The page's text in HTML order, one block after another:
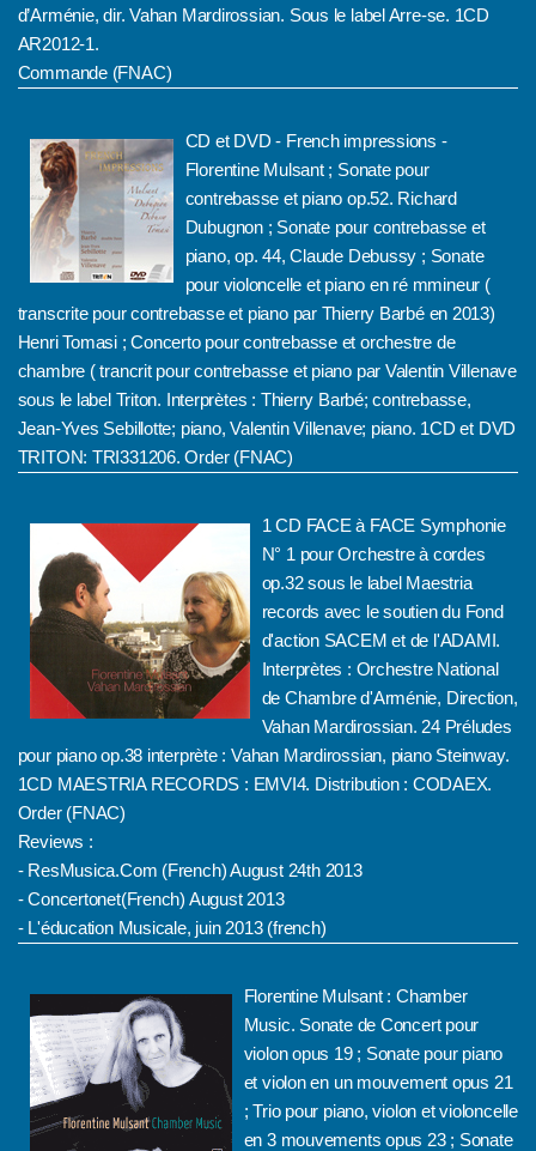
d’Arménie, dir. Vahan Mardirossian. Sous le label Arre-se. 1CD
AR2012-1.
Commande (FNAC)
CD et DVD - French impressions -
Florentine Mulsant ; Sonate pour
contrebasse et piano op.52. Richard
Dubugnon ; Sonate pour contrebasse et
piano, op. 44, Claude Debussy ; Sonate
pour violoncelle et piano en ré mmineur (
transcrite pour contrebasse et piano par Thierry Barbé en 2013)
Henri Tomasi ; Concerto pour contrebasse et orchestre de
chambre ( trancrit pour contrebasse et piano par Valentin Villenave
sous le label Triton. Interprètes : Thierry Barbé; contrebasse,
Jean-Yves Sebillotte; piano, Valentin Villenave; piano. 1CD et DVD
TRITON: TRI331206.Order (FNAC)
1 CD FACE à FACE Symphonie
N° 1 pour Orchestre à cordes
op.32 sous le label Maestria
records avec le soutien du Fond
d'action SACEM et de l'ADAMI.
Interprètes : Orchestre National
de Chambre d'Arménie, Direction,
Vahan Mardirossian. 24 Préludes
pour piano op.38 interprète : Vahan Mardirossian, piano Steinway.
1CD MAESTRIA RECORDS : EMVI4. Distribution : CODAEX.
Order (FNAC)
Reviews :
- ResMusica.Com (French) August 24th 2013
-Concertonet(French) August 2013
- L'éducation Musicale, juin 2013 (french)
Florentine Mulsant : Chamber
Music. Sonate de Concert pour
violon opus 19 ; Sonate pour piano
et violon en un mouvement opus 21
; Trio pour piano, violon et violoncelle
en 3 mouvements opus 23 ; Sonate